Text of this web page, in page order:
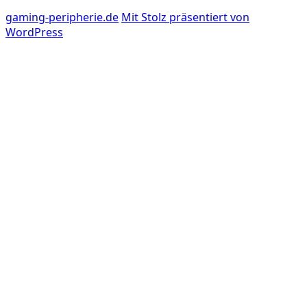
gaming-peripherie.de Mit Stolz präsentiert von
WordPress